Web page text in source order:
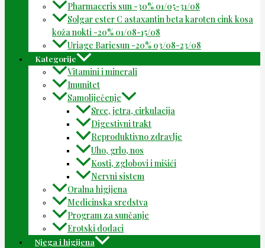
Pharmaceris sun -30% 01/05-31/08
Solgar ester C astaxantin beta karoten cink kosa
koža nokti -20% 01/08-15/08
Uriage Bariesun -20% 03/08-23/08
Kategorije
Vitamini i minerali
Imunitet
Samoliječenje
Srce, jetra, cirkulacija
Digestivni trakt
Reproduktivno zdravlje
Uho, grlo, nos
Kosti, zglobovi i mišići
Nervni sistem
Oralna higijena
Medicinska sredstva
Program za sunčanje
Erotski dodaci
Njega i higijena